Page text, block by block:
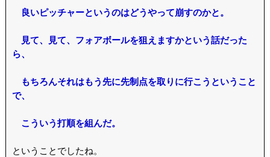
良いピッチャーというのはどうやって崩すのかと。
見て、見て、フォアボールを狙えますかという話だった
ら、
もちろんそれはもう先に先制点を取りに行こうということ
で、
こういう打順を組んだ。
ということでしたね。